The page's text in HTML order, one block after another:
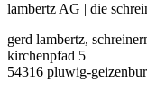
lambertz AG | die
gerd lambertz,
kirchenpfad 5
54316 pluwig-